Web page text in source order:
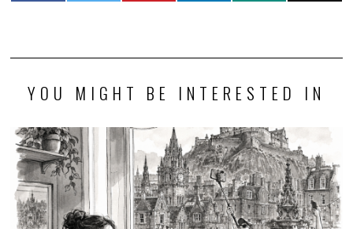
YOU MIGHT BE INTERESTED IN